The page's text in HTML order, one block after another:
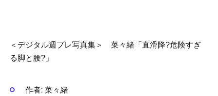
＜デジタル週プレ写真集＞ 菜々緒「直滑降?危険すぎ
る脚と腰?」
作者: 菜々緒